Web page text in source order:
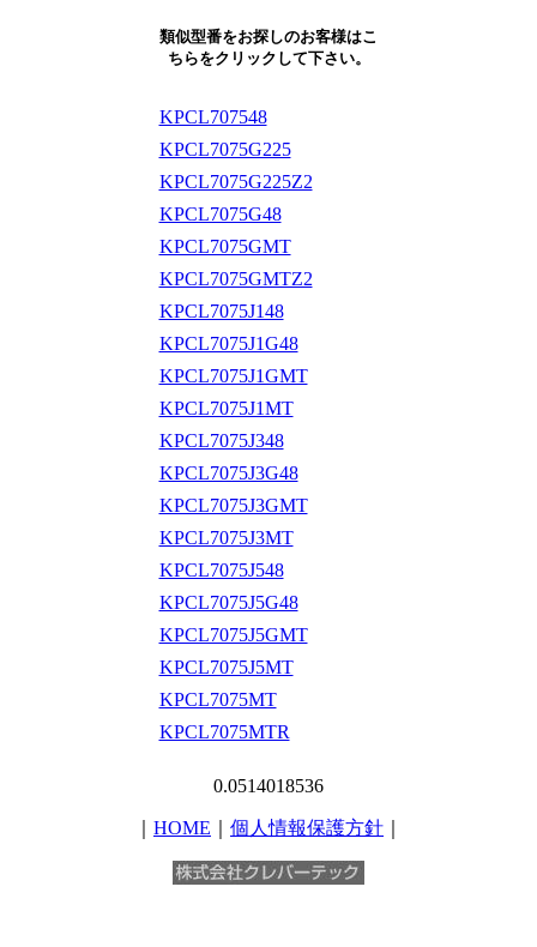
類似型番をお探しのお客様はこ
ちらをクリックして下さい。
KPCL707548
KPCL7075G225
KPCL7075G225Z2
KPCL7075G48
KPCL7075GMT
KPCL7075GMTZ2
KPCL7075J148
KPCL7075J1G48
KPCL7075J1GMT
KPCL7075J1MT
KPCL7075J348
KPCL7075J3G48
KPCL7075J3GMT
KPCL7075J3MT
KPCL7075J548
KPCL7075J5G48
KPCL7075J5GMT
KPCL7075J5MT
KPCL7075MT
KPCL7075MTR
0.0514018536
HOME 個人情報保護方針